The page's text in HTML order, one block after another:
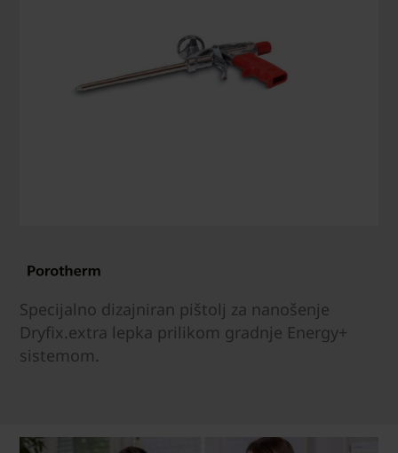
Specijalno dizajniran pištolj za nanošenje
Dryfix.extra lepka prilikom gradnje Energy+
sistemom.